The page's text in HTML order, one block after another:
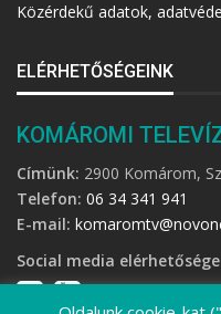
Közérdekű adatok,
ELÉRHETŐSÉGEINK
KOMÁROMI
Címünk: 2900 Komárom,
Telefon: 06 34 341 941
E-mail:
Social media